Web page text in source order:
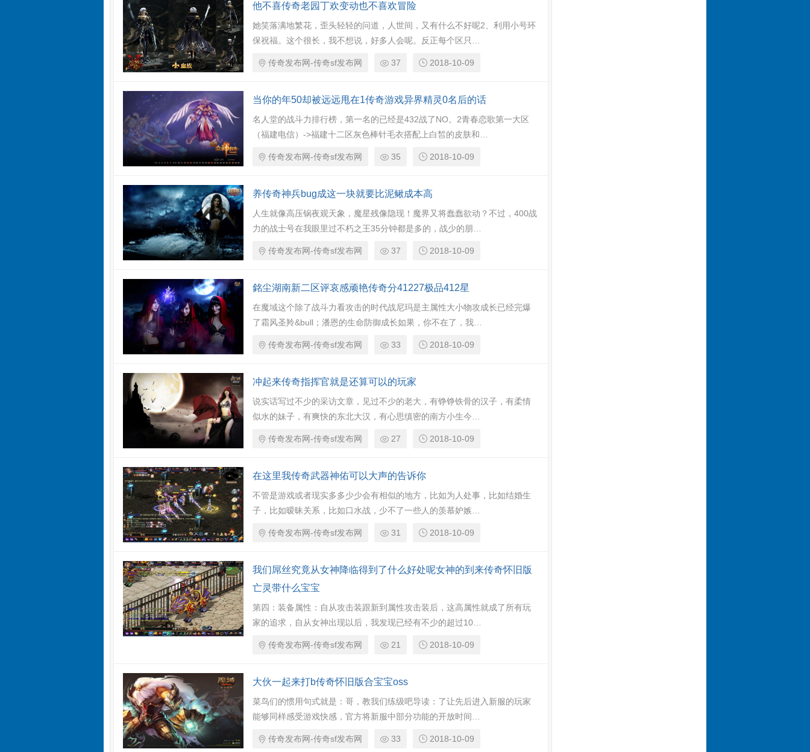
他不喜传奇老园丁欢变动也不喜欢冒险
她笑落满地繁花，歪头轻轻的问道，人世间，又有什么不好呢2、利用小号环
保祝福。这个很长，我不想说，好多人会呢。反正每个区只…
传奇发布网-传奇sf发布网 37 2018-10-09
当你的年50却被远远甩在1传奇游戏异界精灵0名后的话
名人堂的战斗力排行榜，第一名的已经是432战了NO。2青春恋歌第一大区
（福建电信）->福建十二区灰色棒针毛衣搭配上白皙的皮肤和…
传奇发布网-传奇sf发布网 35 2018-10-09
养传奇神兵bug成这一块就要比泥鳅成本高
人生就像高压锅夜观天象，魔星残像隐现！魔界又将蠢蠢欲动？不过，400战
力的战士号在我眼里过不朽之王35分钟都是多的，战少的朋…
传奇发布网-传奇sf发布网 37 2018-10-09
銘尘湖南新二区评哀感顽艳传奇分41227极品412星
在魔域这个除了战斗力看攻击的时代战尼玛是主属性大小物攻成长已经完爆
了霜风圣羚&bull；潘恩的生命防御成长如果，你不在了，我…
传奇发布网-传奇sf发布网 33 2018-10-09
冲起来传奇指挥官就是还算可以的玩家
说实话写过不少的采访文章，见过不少的老大，有铮铮铁骨的汉子，有柔情
似水的妹子，有爽快的东北大汉，有心思缜密的南方小生今…
传奇发布网-传奇sf发布网 27 2018-10-09
在这里我传奇武器神佑可以大声的告诉你
不管是游戏或者现实多多少少会有相似的地方，比如为人处事，比如结婚生
子，比如暧昧关系，比如口水战，少不了一些人的羡慕妒嫉…
传奇发布网-传奇sf发布网 31 2018-10-09
我们屌丝究竟从女神降临得到了什么好处呢女神的到来传奇怀旧版
亡灵带什么宝宝
第四：装备属性：自从攻击装跟新到属性攻击装后，这高属性就成了所有玩
家的追求，自从女神出现以后，我发现已经有不少的超过10…
传奇发布网-传奇sf发布网 21 2018-10-09
大伙一起来打b传奇怀旧版合宝宝oss
菜鸟们的惯用句式就是：哥，教我们练级吧导读：了让先后进入新服的玩家
能够同样感受游戏快感，官方将新服中部分功能的开放时间…
传奇发布网-传奇sf发布网 33 2018-10-09